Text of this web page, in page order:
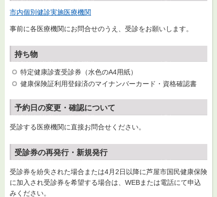
市内個別健診実施医療機関
事前に各医療機関にお問合せのうえ、受診をお願いします。
持ち物
特定健康診査受診券（水色のA4用紙）
健康保険証利用登録済のマイナンバーカード・資格確認書
予約日の変更・確認について
受診する医療機関に直接お問合せください。
受診券の再発行・新規発行
受診券を紛失された場合または4月2日以降に芦屋市国民健康保険
に加入され受診券を希望する場合は、WEBまたは電話にて申込
みください。